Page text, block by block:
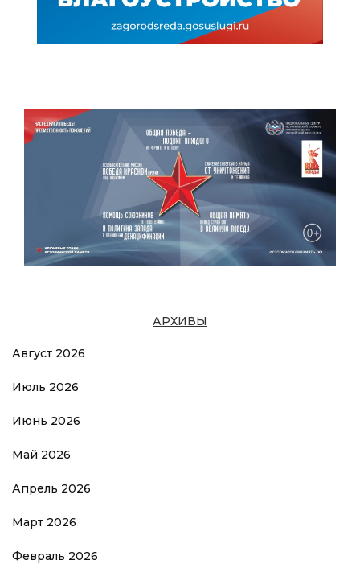
АРХИВЫ
Август 2026
Июль 2026
Июнь 2026
Май 2026
Апрель 2026
Март 2026
Февраль 2026